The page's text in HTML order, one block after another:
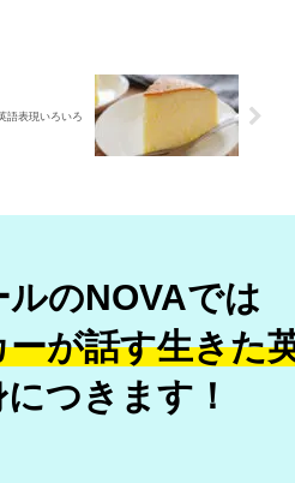
語表現いろいろ
のNOVAでは
が話す生きた
つきます！